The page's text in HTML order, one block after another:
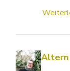
Altern